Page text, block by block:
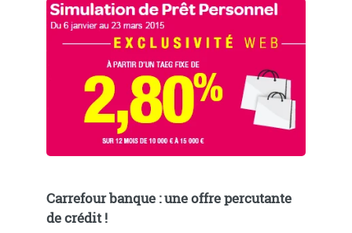
Carrefour banque : une offre percutante
de crédit !